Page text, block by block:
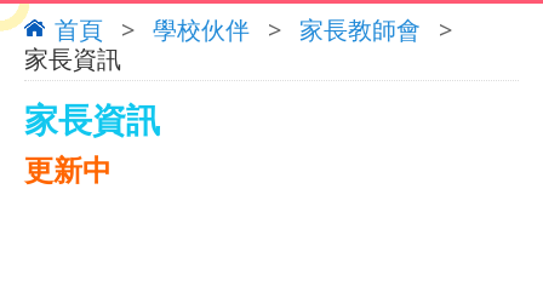
首頁 > 學校伙伴 > 家長教師會
>
家長資訊
家長資訊
更新中